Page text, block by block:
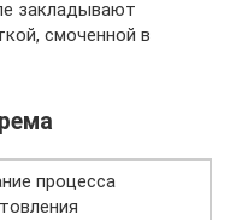
закладывают
смоченной в
процесса